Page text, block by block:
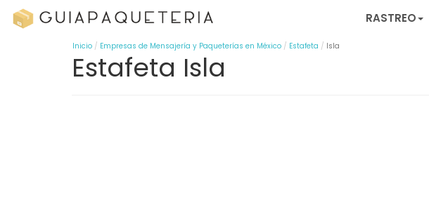
RASTREO
Inicio Empresas de Mensajería y Paqueterías en México Estafeta Isla
Estafeta Isla